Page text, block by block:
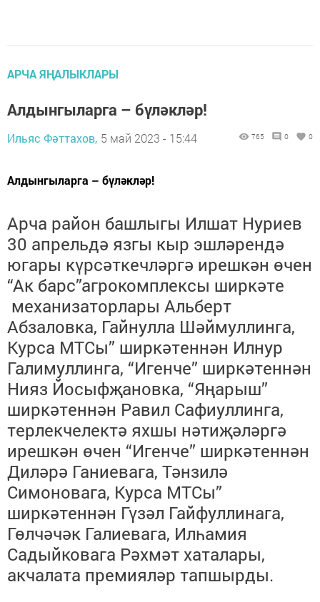
АРЧА ЯҢАЛЫКЛАРЫ
Алдынгыларга – бүләкләр!
Ильяс Фәттахов, 5 май 2023 - 15:44 765 0 0
Алдынгыларга – бүләкләр!
Арча район башлыгы Илшат Нуриев
30 апрельдә язгы кыр эшләрендә
югары күрсәткечләргә ирешкән өчен
“Ак барс”агрокомплексы ширкәте
механизаторлары Альберт
Абзаловка, Гайнулла Шәймуллинга,
Курса МТСы” ширкәтеннән Илнур
Галимуллинга, “Игенче” ширкәтеннән
Нияз Йосыфҗановка, “Яңарыш”
ширкәтеннән Равил Сафиуллинга,
терлекчелектә яхшы нәтиҗәләргә
ирешкән өчен “Игенче” ширкәтеннән
Диләрә Ганиевага, Тәнзилә
Симоновага, Курса МТСы”
ширкәтеннән Гүзәл Гайфуллинага,
Гөлчәчәк Галиевага, Илһамия
Садыйковага Рәхмәт хаталары,
акчалата премияләр тапшырды.